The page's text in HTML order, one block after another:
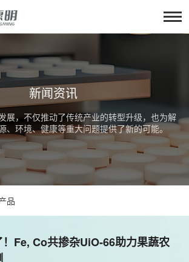
新闻资讯
展，不仅推动了传统产业的转型升级，也为解
、环境、健康等重大问题提供了新的可能。
品
Fe, Co共掺杂UiO-66助力果蔬农